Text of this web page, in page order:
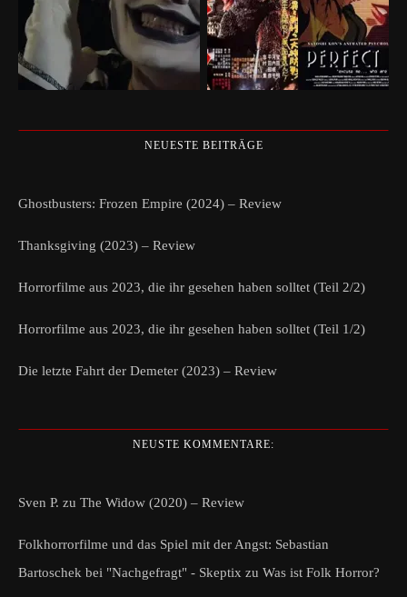
NEUESTE BEITRÄGE
Ghostbusters: Frozen Empire (2024) – Review
Thanksgiving (2023) – Review
Horrorfilme aus 2023, die ihr gesehen haben solltet (Teil 2/2)
Horrorfilme aus 2023, die ihr gesehen haben solltet (Teil 1/2)
Die letzte Fahrt der Demeter (2023) – Review
NEUSTE KOMMENTARE:
Sven P. zu The Widow (2020) – Review
Folkhorrorfilme und das Spiel mit der Angst: Sebastian
Bartoschek bei "Nachgefragt" - Skeptix zu Was ist Folk Horror?